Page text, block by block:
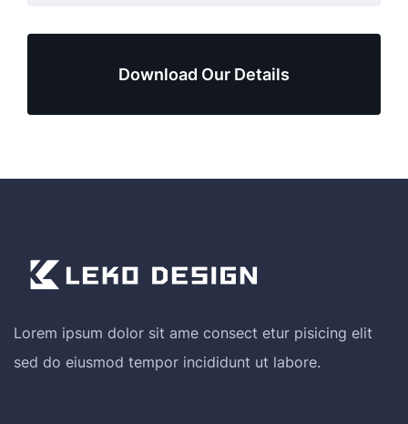
Download Our Details
Lorem ipsum dolor sit ame consect etur pisicing elit
sed do eiusmod tempor incididunt ut labore.